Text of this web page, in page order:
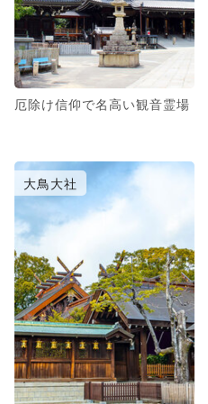
厄除け信仰で名高い観音霊場
大鳥大社